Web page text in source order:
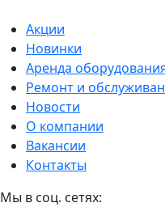
Акции
Новинки
Аренда
Ремонт и
Новости
О компании
Вакансии
Контакты
Мы в соц. сетях: